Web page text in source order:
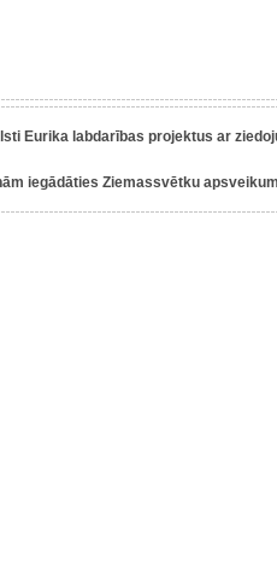
Eurika labdarības projektus ar
iegādāties Ziemassvētku